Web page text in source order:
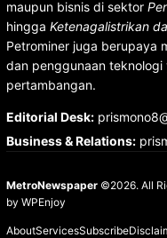
maupun bisnis di sektor
hingga Ketenagalistrikan
Petrominer juga berupaya
dan penggunaan
pertambangan.
Editorial Desk:
Business & Relations:
MetroNewspaper©2026. All
by WPEnjoy
AboutServicesSubscribe